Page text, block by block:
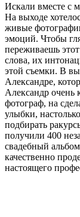
Искали вместе с
На выходе
живые
эмоций. Чтобы
переживаешь
слова, их
этой съемки. В
Александре,
Александр очень
фотограф, на
улыбки,
подбирать
получили 400
свадебный
качественно
настоящего